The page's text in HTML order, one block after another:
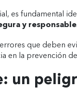
es fundamental
y responsable
que deben
en la prevención
un